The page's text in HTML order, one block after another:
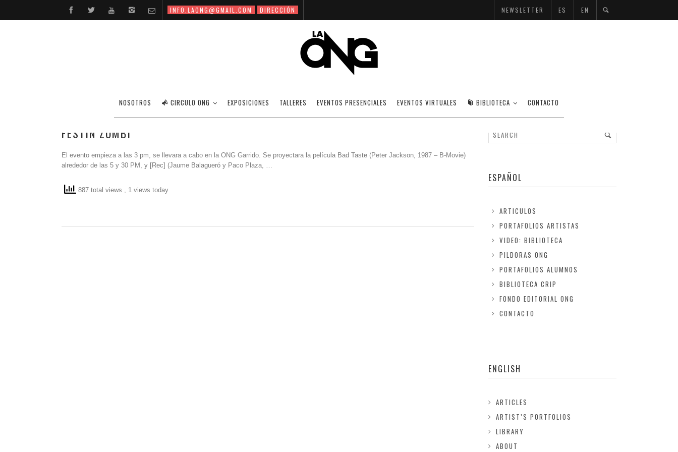
INFO.LAONG@GMAIL.COM DIRECCIÓN NEWSLETTER ES EN
NOSOTROS CIRCULO ONG EXPOSICIONES TALLERES EVENTOS PRESENCIALES EVENTOS VIRTUALES BIBLIOTECA CONTACTO
FESTIN ZOMBI
FESTIN ZOMBI
El evento empieza a las 3 pm, se llevara a cabo en la ONG Garrido. Se proyectara la película Bad Taste (Peter Jackson, 1987 – B-Movie)
alrededor de las 5 y 30 PM, y [Rec] (Jaume Balagueró y Paco Plaza, …
887 total views , 1 views today
ESPAÑOL
ARTICULOS
PORTAFOLIOS ARTISTAS
VIDEO: BIBLIOTECA
PILDORAS ONG
PORTAFOLIOS ALUMNOS
BIBLIOTECA CRIP
FONDO EDITORIAL ONG
CONTACTO
ENGLISH
ARTICLES
ARTIST’S PORTFOLIOS
LIBRARY
ABOUT